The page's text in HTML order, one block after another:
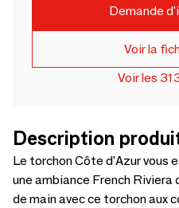
Demande
Voir la
Voir les
Description
Le torchon Côte d'Azur vous
une ambiance French Riviera
de main avec ce torchon aux